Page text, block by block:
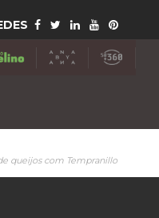
queijos com Tempranillo